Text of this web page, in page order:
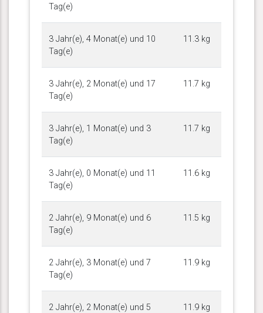
Tag(e)
3 Jahr(e), 4 Monat(e) und 10
Tag(e)
11.3 kg
3 Jahr(e), 2 Monat(e) und 17
Tag(e)
11.7 kg
3 Jahr(e), 1 Monat(e) und 3
Tag(e)
11.7 kg
3 Jahr(e), 0 Monat(e) und 11
Tag(e)
11.6 kg
2 Jahr(e), 9 Monat(e) und 6
Tag(e)
11.5 kg
2 Jahr(e), 3 Monat(e) und 7
Tag(e)
11.9 kg
2 Jahr(e), 2 Monat(e) und 5
11.9 kg